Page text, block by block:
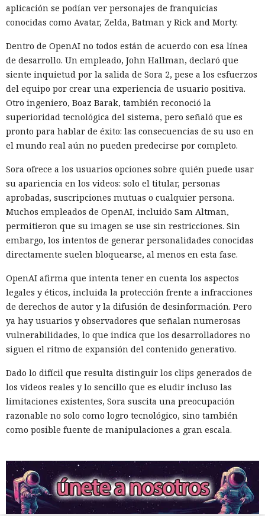
aplicación se podían ver personajes de franquicias
conocidas como Avatar, Zelda, Batman y Rick and Morty.
Dentro de OpenAI no todos están de acuerdo con esa línea
de desarrollo. Un empleado, John Hallman, declaró que
siente inquietud por la salida de Sora 2, pese a los esfuerzos
del equipo por crear una experiencia de usuario positiva.
Otro ingeniero, Boaz Barak, también reconoció la
superioridad tecnológica del sistema, pero señaló que es
pronto para hablar de éxito: las consecuencias de su uso en
el mundo real aún no pueden predecirse por completo.
Sora ofrece a los usuarios opciones sobre quién puede usar
su apariencia en los videos: solo el titular, personas
aprobadas, suscripciones mutuas o cualquier persona.
Muchos empleados de OpenAI, incluido Sam Altman,
permitieron que su imagen se use sin restricciones. Sin
embargo, los intentos de generar personalidades conocidas
directamente suelen bloquearse, al menos en esta fase.
OpenAI afirma que intenta tener en cuenta los aspectos
legales y éticos, incluida la protección frente a infracciones
de derechos de autor y la difusión de desinformación. Pero
ya hay usuarios y observadores que señalan numerosas
vulnerabilidades, lo que indica que los desarrolladores no
siguen el ritmo de expansión del contenido generativo.
Dado lo difícil que resulta distinguir los clips generados de
los videos reales y lo sencillo que es eludir incluso las
limitaciones existentes, Sora suscita una preocupación
razonable no solo como logro tecnológico, sino también
como posible fuente de manipulaciones a gran escala.